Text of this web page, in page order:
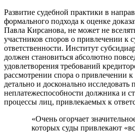
Развитие судебной практики в
формального подхода к оценке
Павла Кирсанова, не может не
участников споров о привлечении к
ответственности. Институт
должен становиться абсолютно
удовлетворения требований
рассмотрении спора о привлечении
детально и досконально
неплатежеспособности должника и
процессы лиц, привлекаемых к
«Очень огорчает
которых суды привлекают